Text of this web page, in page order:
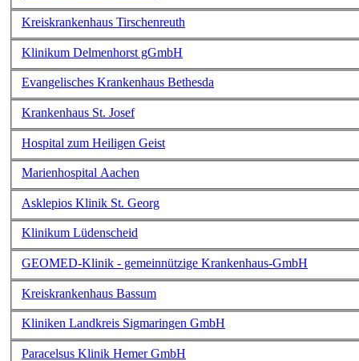
Kreiskrankenhaus Tirschenreuth
Klinikum Delmenhorst gGmbH
Evangelisches Krankenhaus Bethesda
Krankenhaus St. Josef
Hospital zum Heiligen Geist
Marienhospital Aachen
Asklepios Klinik St. Georg
Klinikum Lüdenscheid
GEOMED-Klinik - gemeinnützige Krankenhaus-GmbH
Kreiskrankenhaus Bassum
Kliniken Landkreis Sigmaringen GmbH
Paracelsus Klinik Hemer GmbH